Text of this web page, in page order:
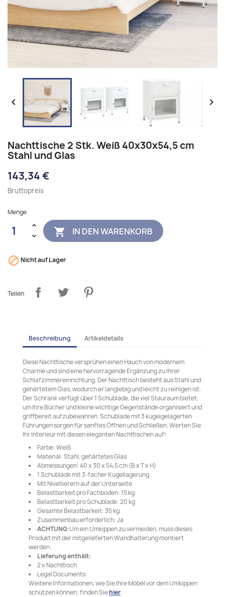
 
Nachttische 2 Stk. Weiß 40x30x54,5 cm
Stahl und Glas
143,34 €
Bruttopreis
Menge
 IN DEN WARENKORB
 Nicht auf Lager
Teilen
Beschreibung Artikeldetails
Diese Nachttische versprühen einen Hauch von modernem
Charme und sind eine hervorragende Ergänzung zu Ihrer
Schlafzimmereinrichtung. Der Nachttisch besteht aus Stahl und
gehärtetem Glas, wodurch er langlebig und leicht zu reinigen ist.
Der Schrank verfügt über 1 Schublade, die viel Stauraum bietet,
um Ihre Bücher und kleine wichtige Gegenstände organisiert und
griffbereit aufzubewahren. Schublade mit 3 kugelgelagerten
Führungen sorgen für sanftes Öffnen und Schließen. Werten Sie
Ihr Interieur mit diesen eleganten Nachttischen auf!
Farbe: Weiß
Material: Stahl, gehärtetes Glas
Abmessungen: 40 x 30 x 54,5 cm (B x T x H)
1 Schublade mit 3-facher Kugellagerung
Mit Nivellierern auf der Unterseite
Belastbarkeit pro Fachboden: 15 kg
Belastbarkeit pro Schublade: 20 kg
Gesamte Belastbarkeit: 35 kg
Zusammenbau erforderlich: Ja
ACHTUNG:Um ein Umkippen zu vermeiden, muss dieses
Produkt mit der mitgelieferten Wandhalterung montiert
werden.
Lieferung enthält:
2 x Nachttisch
Legal Documents:
Weitere Informationen, wie Sie Ihre Möbel vor dem Umkippen
schützen können; finden Siehier